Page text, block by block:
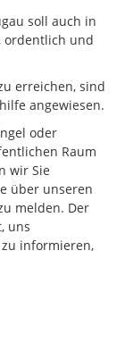
soll auch in
ordentlich und
erreichen, sind
angewiesen.
oder
Raum
wir Sie
über unseren
melden. Der
uns
informieren,